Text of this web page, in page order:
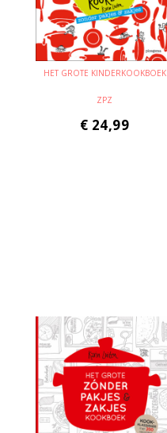
HET GROTE KINDERKOOKBOEK
ZPZ
€ 24,99